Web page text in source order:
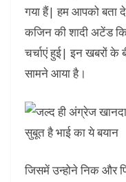
गया हैं| हम आपको बता दे
कजिन की शादी अटेंड
चर्चाएं हुई| इन खबरों के
सामने आया है।
जिसमें उन्होने निक और